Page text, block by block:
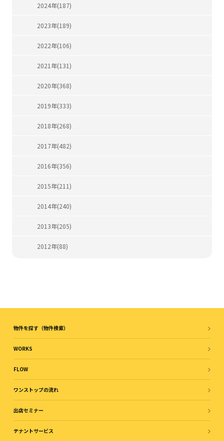
2024年(187)
2023年(189)
2022年(106)
2021年(131)
2020年(368)
2019年(333)
2018年(268)
2017年(482)
2016年(356)
2015年(211)
2014年(240)
2013年(205)
2012年(88)
物件を探す（物件検索）
WORKS
FLOW
ワンストップの流れ
出店セミナー
テナントサービス